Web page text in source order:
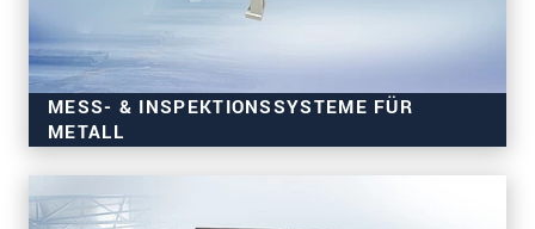
MESS- & INSPEKTIONSSYSTEME FÜR
METALL